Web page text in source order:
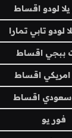
لودو اقساط
لودو تابي تمارا
ببجي اقساط
امريكي اقساط
سعودي اقساط
فور يو